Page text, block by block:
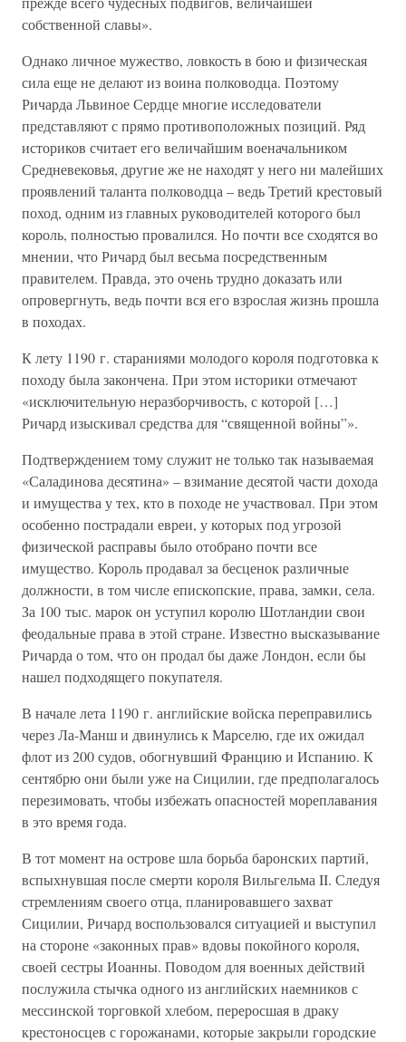
собственной славы».
Однако личное мужество, ловкость в бою и физическая
сила еще не делают из воина полководца. Поэтому
Ричарда Львиное Сердце многие исследователи
представляют с прямо противоположных позиций. Ряд
историков считает его величайшим военачальником
Средневековья, другие же не находят у него ни малейших
проявлений таланта полководца – ведь Третий крестовый
поход, одним из главных руководителей которого был
король, полностью провалился. Но почти все сходятся во
мнении, что Ричард был весьма посредственным
правителем. Правда, это очень трудно доказать или
опровергнуть, ведь почти вся его взрослая жизнь прошла
в походах.
К лету 1190 г. стараниями молодого короля подготовка к
походу была закончена. При этом историки отмечают
«исключительную неразборчивость, с которой […]
Ричард изыскивал средства для “священной войны”».
Подтверждением тому служит не только так называемая
«Саладинова десятина» – взимание десятой части дохода
и имущества у тех, кто в походе не участвовал. При этом
особенно пострадали евреи, у которых под угрозой
физической расправы было отобрано почти все
имущество. Король продавал за бесценок различные
должности, в том числе епископские, права, замки, села.
За 100 тыс. марок он уступил королю Шотландии свои
феодальные права в этой стране. Известно высказывание
Ричарда о том, что он продал бы даже Лондон, если бы
нашел подходящего покупателя.
В начале лета 1190 г. английские войска переправились
через Ла-Манш и двинулись к Марселю, где их ожидал
флот из 200 судов, обогнувший Францию и Испанию. К
сентябрю они были уже на Сицилии, где предполагалось
перезимовать, чтобы избежать опасностей мореплавания
в это время года.
В тот момент на острове шла борьба баронских партий,
вспыхнувшая после смерти короля Вильгельма II. Следуя
стремлениям своего отца, планировавшего захват
Сицилии, Ричард воспользовался ситуацией и выступил
на стороне «законных прав» вдовы покойного короля,
своей сестры Иоанны. Поводом для военных действий
послужила стычка одного из английских наемников с
мессинской торговкой хлебом, переросшая в драку
крестоносцев с горожанами, которые закрыли городские